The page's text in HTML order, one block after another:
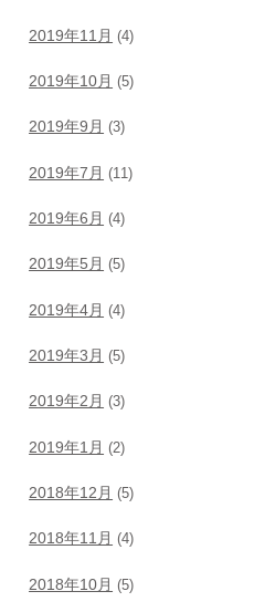
2019年11月 (4)
2019年10月 (5)
2019年9月 (3)
2019年7月 (11)
2019年6月 (4)
2019年5月 (5)
2019年4月 (4)
2019年3月 (5)
2019年2月 (3)
2019年1月 (2)
2018年12月 (5)
2018年11月 (4)
2018年10月 (5)